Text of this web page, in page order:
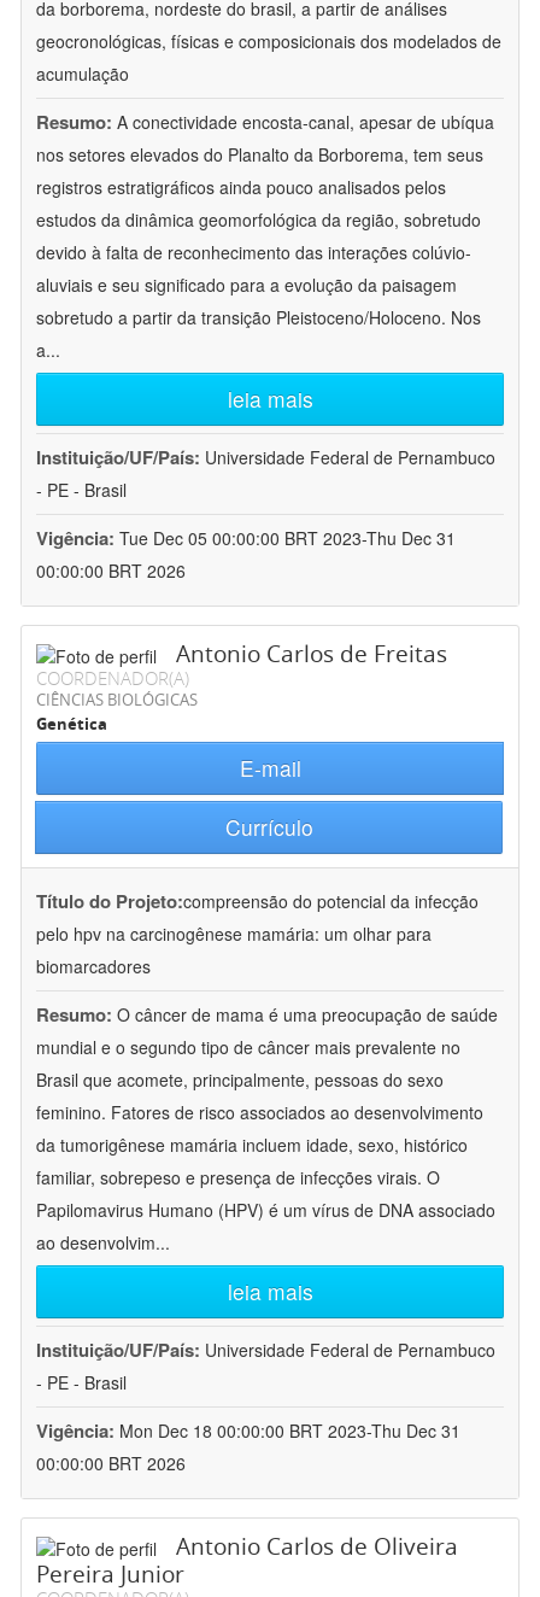
da borborema, nordeste do brasil, a partir de análises
geocronológicas, físicas e composicionais dos modelados de
acumulação
Resumo: A conectividade encosta-canal, apesar de ubíqua
nos setores elevados do Planalto da Borborema, tem seus
registros estratigráficos ainda pouco analisados pelos
estudos da dinâmica geomorfológica da região, sobretudo
devido à falta de reconhecimento das interações colúvio-
aluviais e seu significado para a evolução da paisagem
sobretudo a partir da transição Pleistoceno/Holoceno. Nos
a...
leia mais
Instituição/UF/País: Universidade Federal de Pernambuco
- PE - Brasil
Vigência: Tue Dec 05 00:00:00 BRT 2023-Thu Dec 31
00:00:00 BRT 2026
Antonio Carlos de Freitas
COORDENADOR(A)
CIÊNCIAS BIOLÓGICAS
Genética
E-mail
Currículo
Título do Projeto:compreensão do potencial da infecção
pelo hpv na carcinogênese mamária: um olhar para
biomarcadores
Resumo: O câncer de mama é uma preocupação de saúde
mundial e o segundo tipo de câncer mais prevalente no
Brasil que acomete, principalmente, pessoas do sexo
feminino. Fatores de risco associados ao desenvolvimento
da tumorigênese mamária incluem idade, sexo, histórico
familiar, sobrepeso e presença de infecções virais. O
Papilomavirus Humano (HPV) é um vírus de DNA associado
ao desenvolvim...
leia mais
Instituição/UF/País: Universidade Federal de Pernambuco
- PE - Brasil
Vigência: Mon Dec 18 00:00:00 BRT 2023-Thu Dec 31
00:00:00 BRT 2026
Antonio Carlos de Oliveira
Pereira Junior